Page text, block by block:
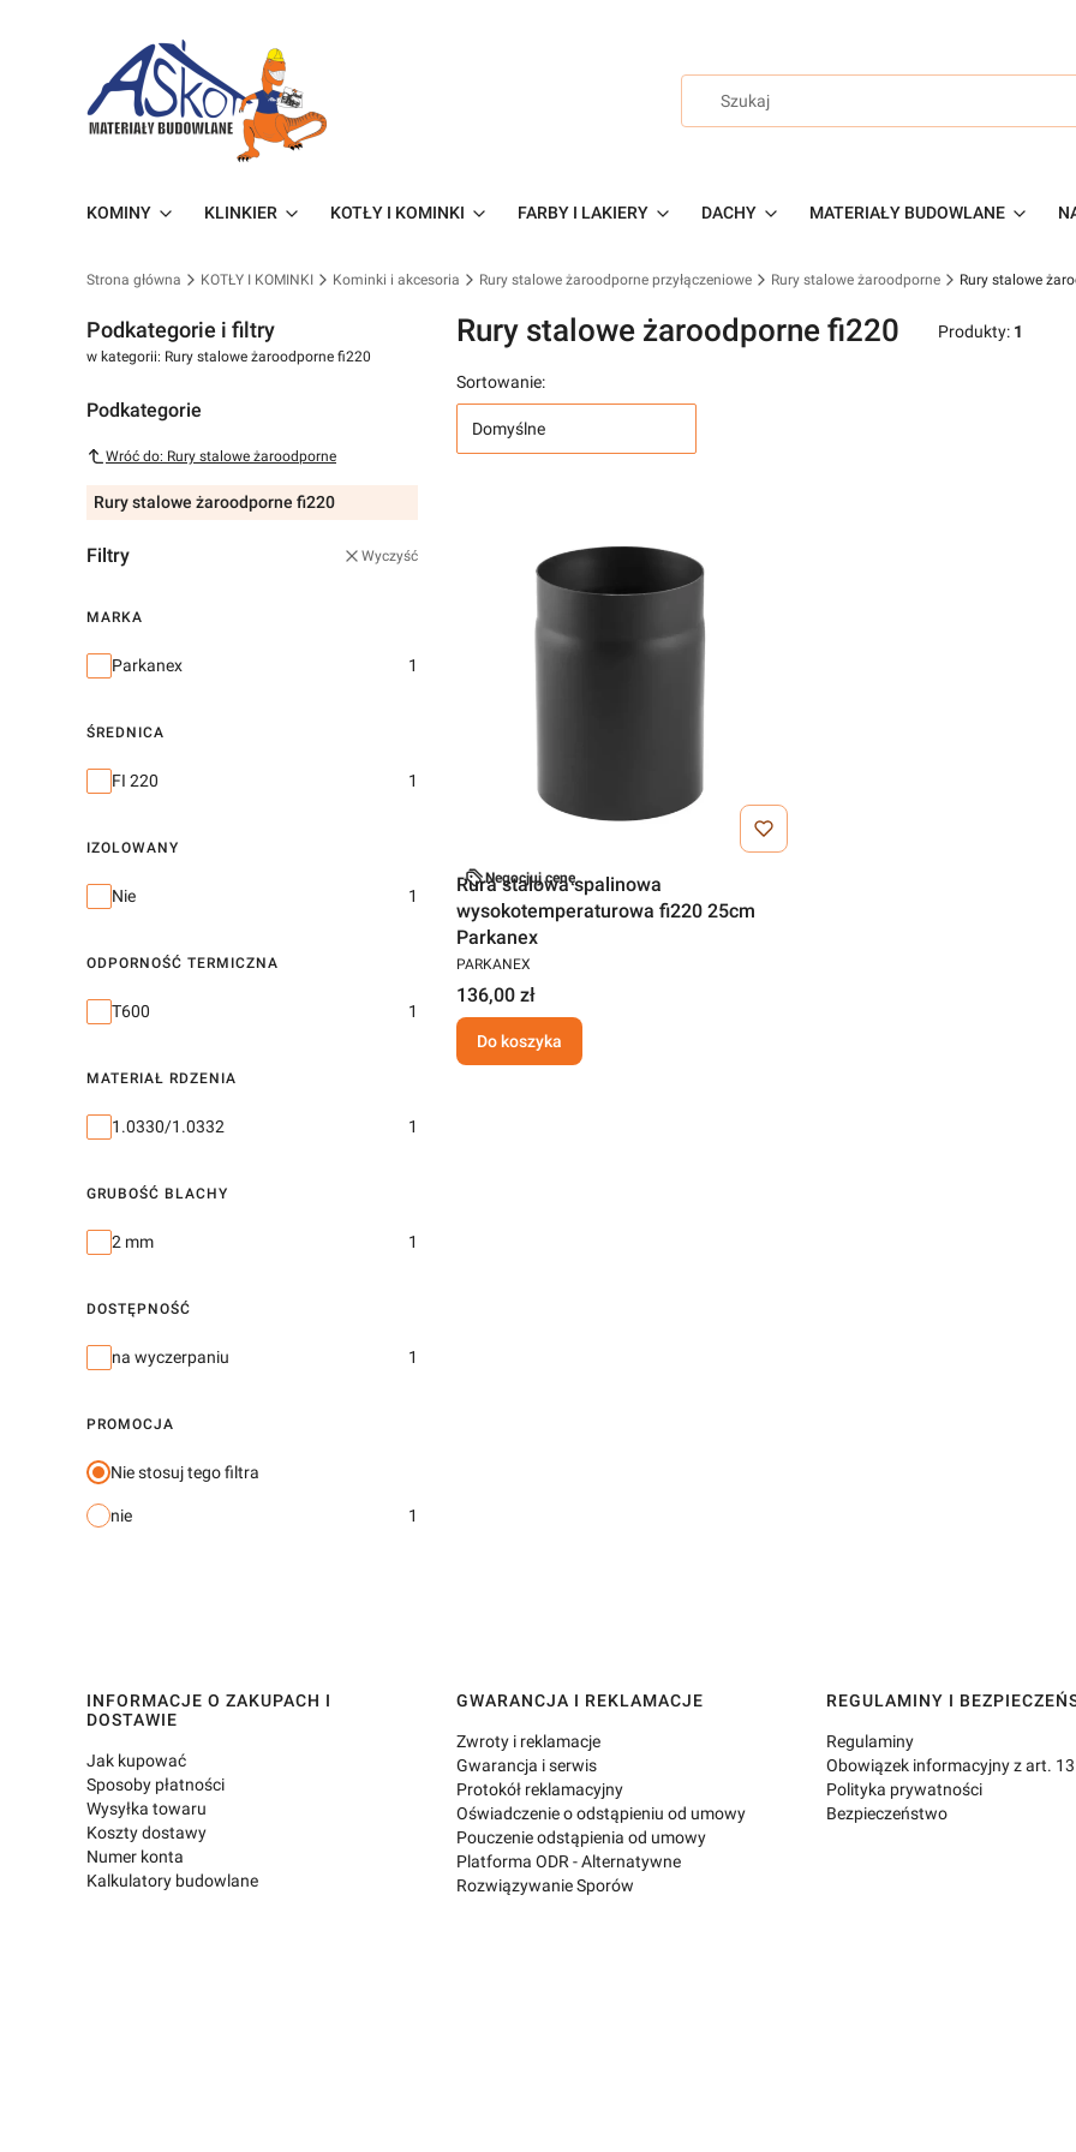
KOMINY KLINKIER KOTŁY I KOMINKI FARBY I LAKIERY DACHY MATERIAŁY BUDOWLANE
Strona główna KOTŁY I KOMINKI Kominki i akcesoria Rury stalowe żaroodporne przyłączeniowe Rury stalowe żaroodporne Rury stalowe
Podkategorie i filtry
w kategorii: Rury stalowe żaroodporne fi220
Podkategorie
Wróć do: Rury stalowe żaroodporne
Rury stalowe żaroodporne fi220
Filtry Wyczyść
MARKA
MarkaParkanex 1
ŚREDNICA
Średnica
FI 220 1
IZOLOWANY
Izolowany
Nie 1
ODPORNOŚĆ TERMICZNA
Odporność termiczna
T600 1
MATERIAŁ RDZENIA
Materiał rdzenia
1.0330/1.0332 1
GRUBOŚĆ BLACHY
Grubość blachy
2 mm 1
DOSTĘPNOŚĆ
Dostępność
na wyczerpaniu 1
PROMOCJA
Nie stosuj tego filtra
nie 1
Rury stalowe żaroodporne fi220 Produkty: 1
Sortowanie:
Domyślne
Negocjuj cenę
Rura stalowa spalinowa
wysokotemperaturowa fi220 25cm
Parkanex
PARKANEX
136,00 zł
Do koszyka
Linki w stopce
INFORMACJE O ZAKUPACH I
DOSTAWIE
Jak kupować
Sposoby płatności
Wysyłka towaru
Koszty dostawy
Numer konta
Kalkulatory budowlane
GWARANCJA I REKLAMACJE
Zwroty i reklamacje
Gwarancja i serwis
Protokół reklamacyjny
Oświadczenie o odstąpieniu od umowy
Pouczenie odstąpienia od umowy
Platforma ODR - Alternatywne
Rozwiązywanie Sporów
REGULAMINY I
Regulaminy
Obowiązek informacyjny z art. 13
Polityka prywatności
Bezpieczeństwo